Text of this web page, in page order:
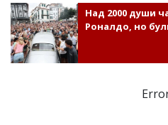
Над 2000 души
Роналдо, но